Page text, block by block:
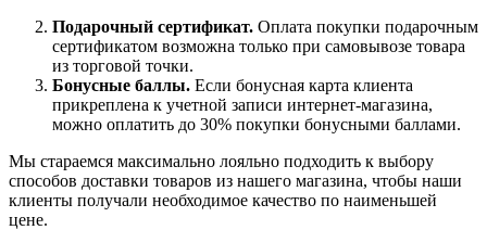
Подарочный сертификат. Оплата покупки подарочным
сертификатом возможна только при самовывозе товара
из торговой точки.
Бонусные баллы. Если бонусная карта клиента
прикреплена к учетной записи интернет-магазина,
можно оплатить до 30% покупки бонусными баллами.
Мы стараемся максимально лояльно подходить к выбору
способов доставки товаров из нашего магазина, чтобы наши
клиенты получали необходимое качество по наименьшей
цене.